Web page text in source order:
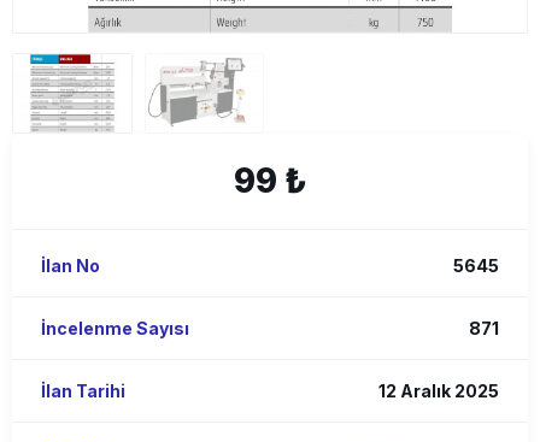
99 ₺
İlan No 5645
İncelenme Sayısı 871
İlan Tarihi 12 Aralık 2025